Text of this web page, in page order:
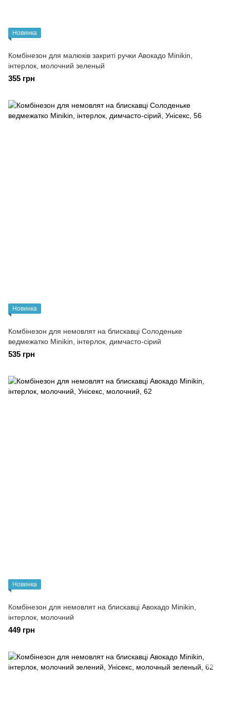
Новинка
Комбінезон для малюків закриті ручки Авокадо Minikin,
інтерлок, молочний зеленый
355 грн
Новинка
Комбінезон для немовлят на блискавці Солоденьке
ведмежатко Minikin, інтерлок, димчасто-сірий
535 грн
Новинка
Комбінезон для немовлят на блискавці Авокадо Minikin,
інтерлок, молочний
449 грн